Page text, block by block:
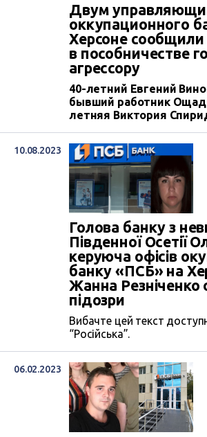
Двум
оккупационного
Херсоне
в пособничестве
агрессору
40-летний Евгений
бывший работник
летняя Виктория
незаконно созданные
«Промсвязьбанка». За
преступление 26 января
следственное
сообщило им заочные
пособничестве
О Виноградове
сбежал в Россию, где в
женился на уроженке
10.08.2023
Голова банку з
Південної Осетії
керуюча офісів
банку «ПСБ» на
Жанна Резніченко
підозри
Вибачте цей текст
“Російська”.
06.02.2023